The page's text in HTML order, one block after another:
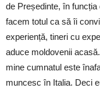
de Președinte, în
facem totul ca să îi
experiență, tineri cu
aduce moldovenii
mine cumnatul este
muncesc în Italia. Deci